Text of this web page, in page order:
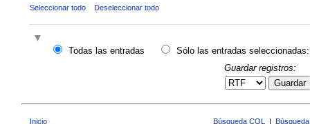
Seleccionar todo Deseleccionar todo
Todas las entradas
Sólo las entradas seleccionadas:
Guardar registros:
Guardar
Inicio Búsqueda CQL